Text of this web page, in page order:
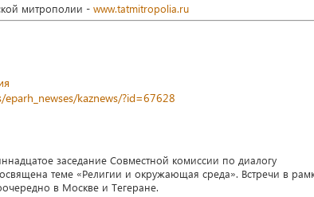
митрополии - www.tatmitropolia.ru
kaznews/?id=67628
заседание Совместной комиссии по диалогу
теме «Религии и окружающая среда». Встречи в
в Москве и Тегеране.